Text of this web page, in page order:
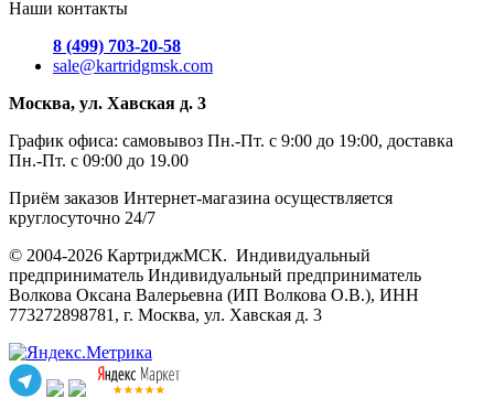
Наши контакты
8 (499) 703-20-58
sale@kartridgmsk.com
Москва, ул. Хавская д. 3
График офиса: самовывоз Пн.-Пт. с 9:00 до 19:00, доставка
Пн.-Пт. с 09:00 до 19.00
Приём заказов Интернет-магазина осуществляется
круглосуточно 24/7
© 2004-2026 КартриджМСК. Индивидуальный
предприниматель Индивидуальный предприниматель
Волкова Оксана Валерьевна (ИП Волкова О.В.), ИНН
773272898781, г. Москва, ул. Хавская д. 3